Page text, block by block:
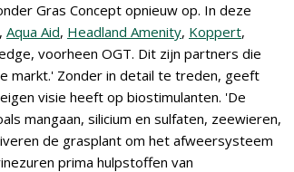
Gras Concept opnieuw op. In deze
, Aqua Aid, Headland Amenity, Koppert,
voorheen OGT. Dit zijn partners die
markt.' Zonder in detail te treden, geeft
visie heeft op biostimulanten. 'De
mangaan, silicium en sulfaten, zeewieren,
de grasplant om het afweersysteem
prima hulpstoffen van